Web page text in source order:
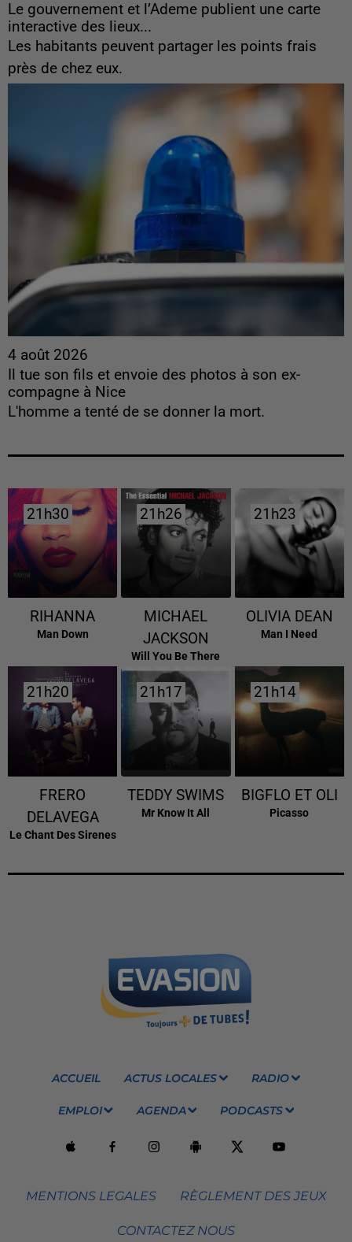
Le gouvernement et l’Ademe publient une carte
interactive des lieux...
Les habitants peuvent partager les points frais
près de chez eux.
4 août 2026
Il tue son fils et envoie des photos à son ex-
compagne à Nice
L'homme a tenté de se donner la mort.
21h30
21h30
RIHANNA
Man Down
21h26
21h26
MICHAEL
JACKSON
Will You Be There
21h23
21h23
OLIVIA DEAN
Man I Need
21h20
21h20
FRERO
DELAVEGA
Le Chant Des Sirenes
21h17
21h17
TEDDY SWIMS
Mr Know It All
21h14
21h14
BIGFLO ET OLI
Picasso
ACCUEIL ACTUS LOCALES RADIO
EMPLOI AGENDA PODCASTS
MENTIONS LEGALES RÈGLEMENT DES JEUX
CONTACTEZ NOUS